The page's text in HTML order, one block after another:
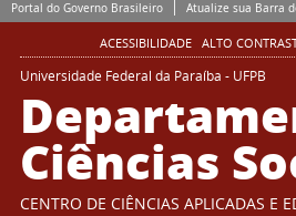
Portal do Governo Brasileiro Atualize sua Barra
ACESSIBILIDADE ALTO
Universidade Federal da Paraíba - UFPB
Ciências
CENTRO DE CIÊNCIAS APLICADAS E